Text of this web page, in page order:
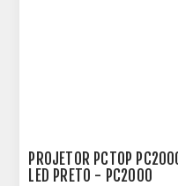
PROJETOR PCTOP
LED PRETO - PC2000